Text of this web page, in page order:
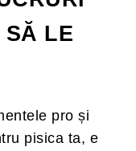
SĂ LE
pro și
pisica ta, e